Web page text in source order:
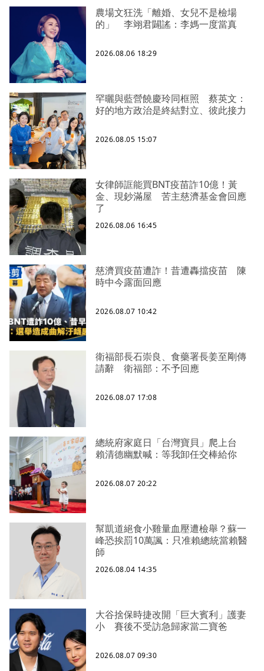
農場文狂洗「離婚、女兒不是檢場
的」 李翊君闢謠：李媽一度當真
2026.08.06 18:29
罕曬與藍營饒慶玲同框照 蔡英文：
好的地方政治是終結對立、彼此接力
2026.08.05 15:07
女律師誆能買BNT疫苗詐10億！黃
金、現鈔滿屋 苦主慈濟基金會回應
了
2026.08.06 16:45
慈濟買疫苗遭詐！昔遭轟擋疫苗 陳
時中今露面回應
2026.08.07 10:42
衛福部長石崇良、食藥署長姜至剛傳
請辭 衛福部：不予回應
2026.08.07 17:08
總統府家庭日「台灣寶貝」爬上台
賴清德幽默喊：等我卸任交棒給你
2026.08.07 20:22
幫凱道絕食小雞量血壓遭檢舉？蘇一
峰恐挨罰10萬諷：只准賴總統當賴醫
師
2026.08.04 14:35
大谷捨保時捷改開「巨大賓利」護妻
小 賽後不受訪急歸家當二寶爸
2026.08.07 09:30